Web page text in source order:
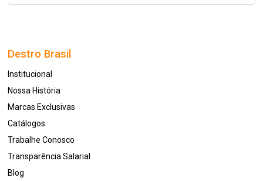
Destro Brasil
Institucional
Nossa História
Marcas Exclusivas
Catálogos
Trabalhe Conosco
Transparência Salarial
Blog